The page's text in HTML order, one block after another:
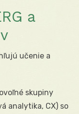
a
učenie a
skupiny
analytika, CX) so